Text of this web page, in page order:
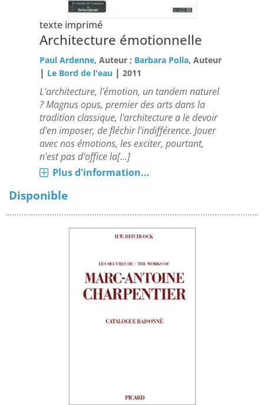
texte imprimé
Architecture émotionnelle
Paul Ardenne, Auteur ; Barbara Polla, Auteur
| Le Bord de l'eau |2011
L'architecture, l'émotion, un tandem naturel
? Magnus opus, premier des arts dans la
tradition classique, l'architecture a le devoir
d'en imposer, de fléchir l'indifférence. Jouer
avec nos émotions, les exciter, pourtant,
n'est pas d'office la[...]
Plus d'information...
Disponible